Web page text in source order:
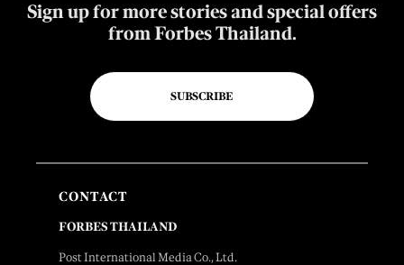
Sign up for more stories and special offers
from Forbes Thailand.
SUBSCRIBE
CONTACT
FORBES THAILAND
Post International Media Co., Ltd.